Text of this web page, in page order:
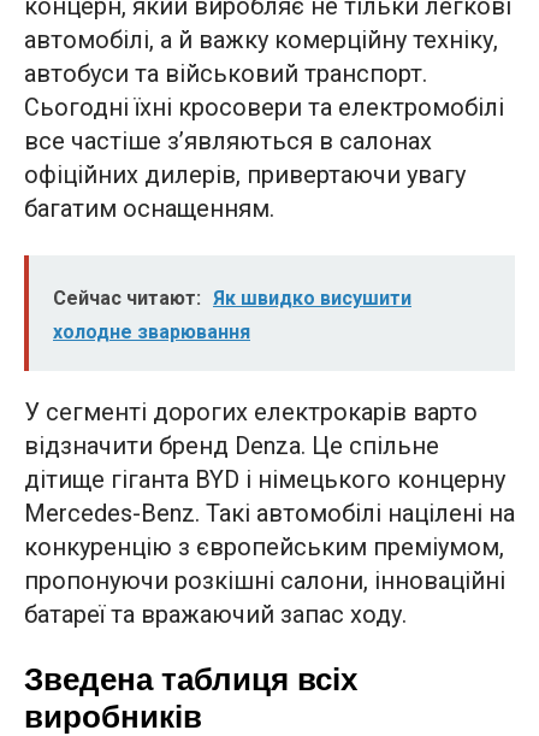
автомобілі, а й важку комерційну техніку,
автобуси та військовий транспорт.
Сьогодні їхні кросовери та електромобілі
все частіше з’являються в салонах
офіційних дилерів, привертаючи увагу
багатим оснащенням.
Сейчас читают:
Як швидко висушити
холодне зварювання
У сегменті дорогих електрокарів варто
відзначити бренд Denza. Це спільне
дітище гіганта BYD і німецького концерну
Mercedes-Benz. Такі автомобілі націлені на
конкуренцію з європейським преміумом,
пропонуючи розкішні салони, інноваційні
батареї та вражаючий запас ходу.
Зведена таблиця всіх
виробників